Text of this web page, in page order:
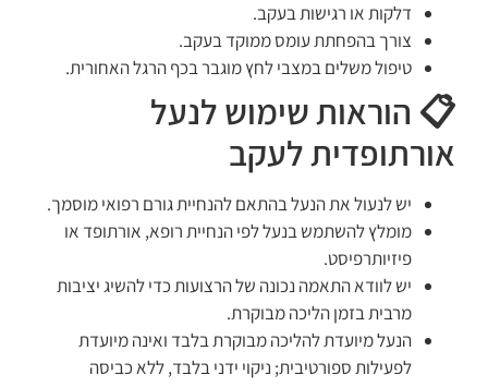
דלקות או רגישות בעקב.
צורך בהפחתת עומס ממוקד בעקב.
טיפול משלים במצבי לחץ מוגבר בכף הרגל האחורית.
📋 הוראות שימוש לנעל
אורתופדית לעקב
יש לנעול את הנעל בהתאם להנחיית גורם רפואי מוסמך.
מומלץ להשתמש בנעל לפי הנחיית רופא, אורתופד או
פיזיותרפיסט.
יש לוודא התאמה נכונה של הרצועות כדי להשיג יציבות
מרבית בזמן הליכה מבוקרת.
הנעל מיועדת להליכה מבוקרת בלבד ואינה מיועדת
לפעילות ספורטיבית; ניקוי ידני בלבד, ללא כביסה